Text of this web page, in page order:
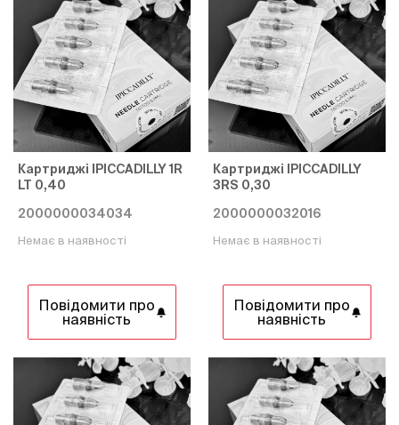
Картриджі IPICCADILLY 1R
LT 0,40
2000000034034
Немає в наявності
Повідомити про
наявність
Картриджі IPICCADILLY
3RS 0,30
2000000032016
Немає в наявності
Повідомити про
наявність